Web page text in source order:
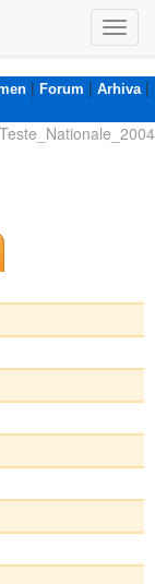
| Forum | Arhiva|
Teste_Nationale_2004